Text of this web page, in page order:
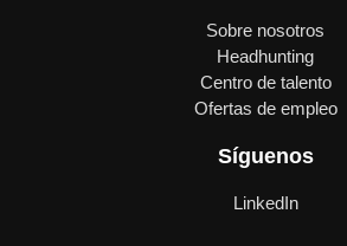
Sobre nosotros
Headhunting
Centro de talento
Ofertas de empleo
Síguenos
LinkedIn